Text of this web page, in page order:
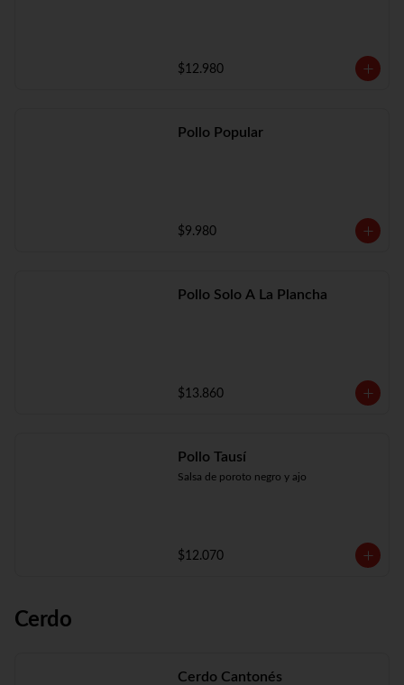
$12.980
Pollo Popular
$9.980
Pollo Solo A La Plancha
$13.860
Pollo Tausí
Salsa de poroto negro y ajo
$12.070
Cerdo
Cerdo Cantonés